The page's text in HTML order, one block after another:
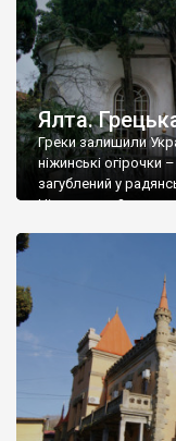
Ялта.
Греки залишили
ніжинські огірочки
загублений у
Ніжин греки?